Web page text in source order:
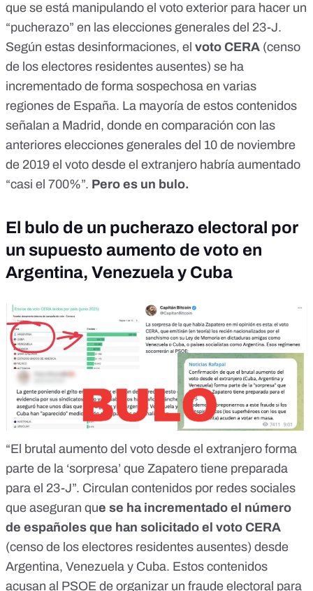
que se está manipulando el voto exterior para hacer un
“pucherazo” en las elecciones generales del 23-J.
Según estas desinformaciones, el voto CERA (censo
de los electores residentes ausentes) se ha
incrementado de forma sospechosa en varias
regiones de España. La mayoría de estos contenidos
señalan a Madrid, donde en comparación con las
anteriores elecciones generales del 10 de noviembre
de 2019 el voto desde el extranjero habría aumentado
“casi el 700%”. Pero es un bulo.
El bulo de un pucherazo electoral por
un supuesto aumento de voto en
Argentina, Venezuela y Cuba
“El brutal aumento del voto desde el extranjero forma
parte de la ‘sorpresa’ que Zapatero tiene preparada
para el 23-J”. Circulan contenidos por redes sociales
que aseguran que se ha incrementado el número
de españoles que han solicitado el voto CERA
(censo de los electores residentes ausentes) desde
Argentina, Venezuela y Cuba. Estos contenidos
acusan al PSOE de organizar un fraude electoral para